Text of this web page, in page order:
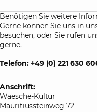
Benötigen Sie weitere
Gerne können Sie uns in
besuchen, oder Sie rufen
gerne.
Telefon: +49 (0) 221 630
Anschrift:
Waesche-Kultur
Mauritiussteinweg 72